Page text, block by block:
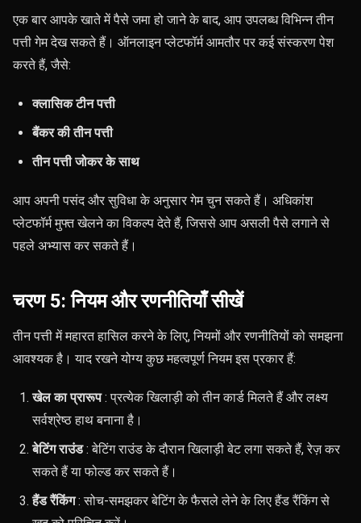
एक बार आपके खाते में पैसे जमा हो जाने के बाद, आप उपलब्ध विभिन्न तीन
पत्ती गेम देख सकते हैं। ऑनलाइन प्लेटफॉर्म आमतौर पर कई संस्करण पेश
करते हैं, जैसे:
क्लासिक टीन पत्ती
बैंकर की तीन पत्ती
तीन पत्ती जोकर के साथ
आप अपनी पसंद और सुविधा के अनुसार गेम चुन सकते हैं। अधिकांश
प्लेटफॉर्म मुफ्त खेलने का विकल्प देते हैं, जिससे आप असली पैसे लगाने से
पहले अभ्यास कर सकते हैं।
चरण 5: नियम और रणनीतियाँ सीखें
तीन पत्ती में महारत हासिल करने के लिए, नियमों और रणनीतियों को समझना
आवश्यक है। याद रखने योग्य कुछ महत्वपूर्ण नियम इस प्रकार हैं:
खेल का प्रारूप: प्रत्येक खिलाड़ी को तीन कार्ड मिलते हैं और लक्ष्य
सर्वश्रेष्ठ हाथ बनाना है।
बेटिंग राउंड: बेटिंग राउंड के दौरान खिलाड़ी बेट लगा सकते हैं, रेज़ कर
सकते हैं या फोल्ड कर सकते हैं।
हैंड रैंकिंग: सोच-समझकर बेटिंग के फैसले लेने के लिए हैंड रैंकिंग से